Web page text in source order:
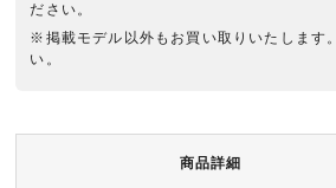
ださい。
※掲載モデル以外もお買い取りいたします
い。
商品詳細